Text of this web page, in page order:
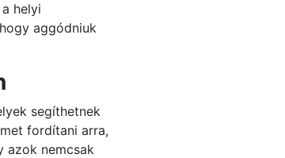
helyi
aggódniuk
segíthetnek
fordítani arra,
azok nemcsak